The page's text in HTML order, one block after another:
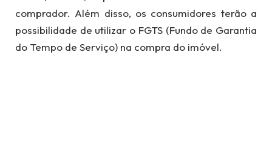
comprador. Além disso, os consumidores terão a
possibilidade de utilizar o FGTS (Fundo de Garantia
do Tempo de Serviço) na compra do imóvel.